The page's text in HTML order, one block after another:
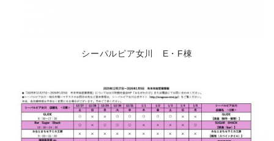
シーパルピア女川 E・F棟